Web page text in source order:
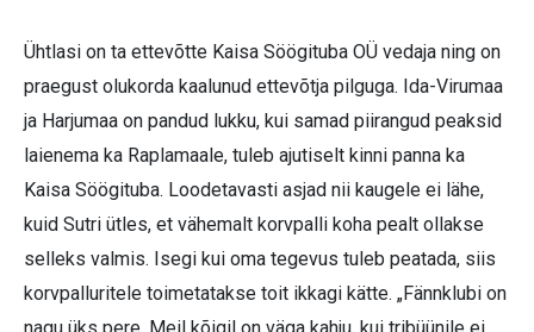
Ühtlasi on ta ettevõtte Kaisa Söögituba OÜ vedaja ning on
praegust olukorda kaalunud ettevõtja pilguga. Ida-Virumaa
ja Harjumaa on pandud lukku, kui samad piirangud peaksid
laienema ka Raplamaale, tuleb ajutiselt kinni panna ka
Kaisa Söögituba. Loodetavasti asjad nii kaugele ei lähe,
kuid Sutri ütles, et vähemalt korvpalli koha pealt ollakse
selleks valmis. Isegi kui oma tegevus tuleb peatada, siis
korvpalluritele toimetatakse toit ikkagi kätte. „Fännklubi on